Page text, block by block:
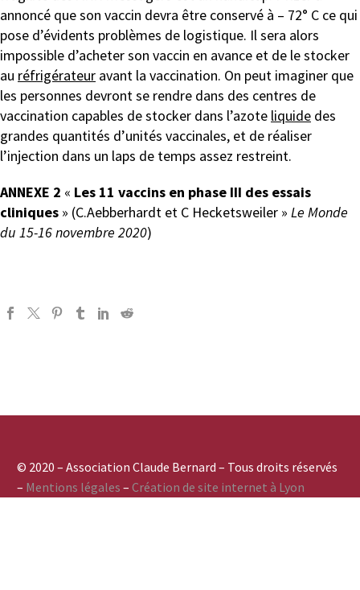
annoncé que son vaccin devra être conservé à – 72° C ce qui
pose d’évidents problèmes de logistique. Il sera alors
impossible d’acheter son vaccin en avance et de le stocker
au réfrigérateur avant la vaccination. On peut imaginer que
les personnes devront se rendre dans des centres de
vaccination capables de stocker dans l’azote liquide des
grandes quantités d’unités vaccinales, et de réaliser
l’injection dans un laps de temps assez restreint.
ANNEXE 2 « Les 11 vaccins en phase III des essais
cliniques » (C.Aebberhardt et C Hecketsweiler » Le Monde
du 15-16 novembre 2020)
© 2020 – Association Claude Bernard – Tous droits réservés
– Mentions légales – Création de site internet à Lyon